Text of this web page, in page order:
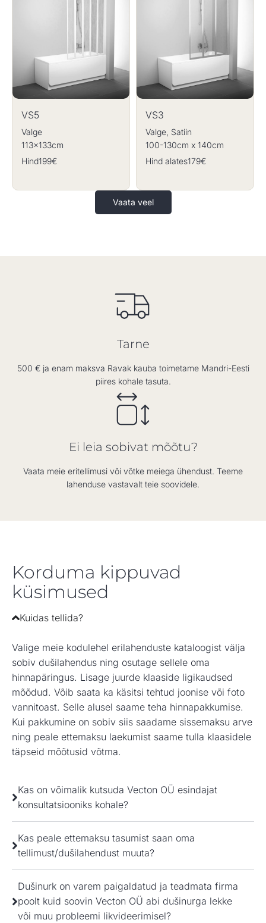
VS5
Valge
113x133cm
Hind199€
VS3
Valge, Satiin
100-130cm x 140cm
Hind alates179€
Vaata veel
Tarne
500 € ja enam maksva Ravak kauba toimetame Mandri-Eesti
piires kohale tasuta.
Ei leia sobivat mõõtu?
Vaata meie eritellimusi või võtke meiega ühendust. Teeme
lahenduse vastavalt teie soovidele.
Korduma kippuvad
küsimused
Kuidas tellida?
Valige meie kodulehel erilahenduste kataloogist välja
sobiv dušilahendus ning osutage sellele oma
hinnapäringus. Lisage juurde klaaside ligikaudsed
mõõdud. Võib saata ka käsitsi tehtud joonise või foto
vannitoast. Selle alusel saame teha hinnapakkumise.
Kui pakkumine on sobiv siis saadame sissemaksu arve
ning peale ettemaksu laekumist saame tulla klaasidele
täpseid mõõtusid võtma.
Kas on võimalik kutsuda Vecton OÜ esindajat
konsultatsiooniks kohale?
Kas peale ettemaksu tasumist saan oma
tellimust/dušilahendust muuta?
Dušinurk on varem paigaldatud ja teadmata firma
poolt kuid soovin Vecton OÜ abi dušinurga lekke
või muu probleemi likvideerimisel?